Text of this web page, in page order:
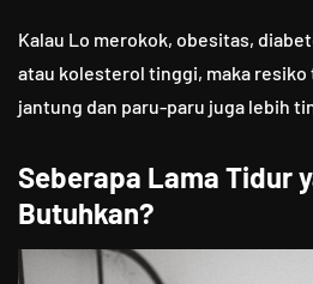
Kalau Lo merokok, obesitas,
atau kolesterol tinggi, maka
jantung dan paru-paru juga lebih
Seberapa Lama Tidur
Butuhkan?